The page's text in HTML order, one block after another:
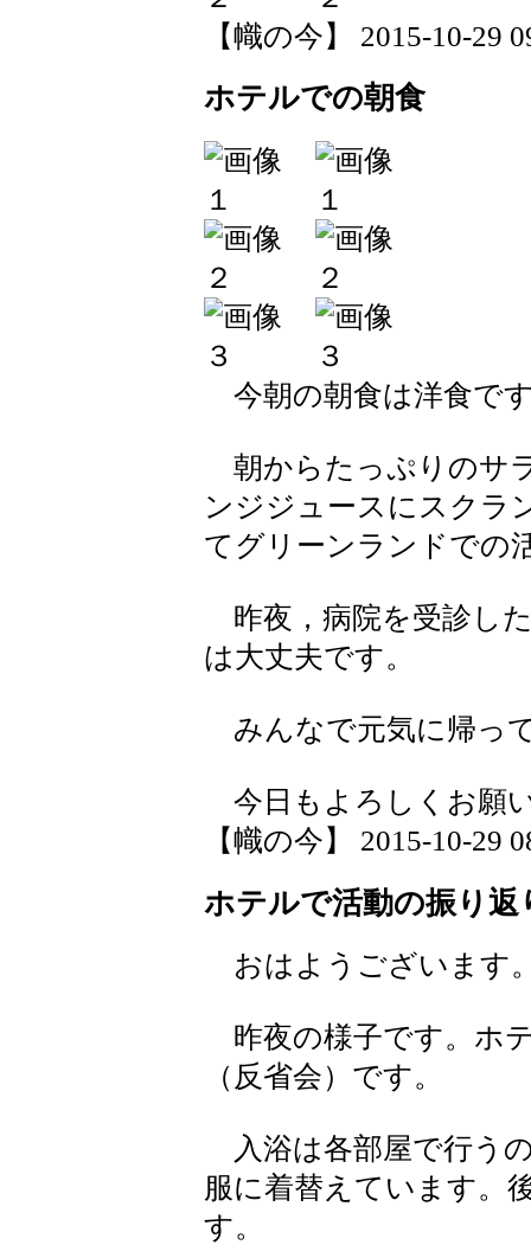
【幟の今】 2015-10-29
ホテルでの朝食
今朝の朝食は洋食で
朝からたっぷりのサ
ンジジュースにスクラ
てグリーンランドでの
昨夜，病院を受診し
は大丈夫です。
みんなで元気に帰っ
今日もよろしくお願
【幟の今】 2015-10-29
ホテルで活動の振り返
おはようございます
昨夜の様子です。ホ
（反省会）です。
入浴は各部屋で行う
服に着替えています。
す。